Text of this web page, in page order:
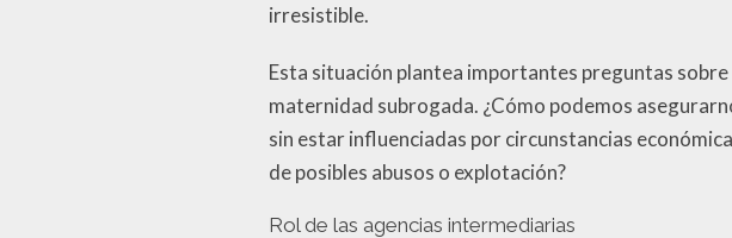
irresistible.
Esta situación plantea importantes preguntas
maternidad subrogada. ¿Cómo podemos
sin estar influenciadas por circunstancias
de posibles abusos o explotación?
Rol de las agencias intermediarias